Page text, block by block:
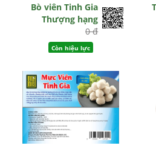
Bò viên Tinh Gia
Thượng hạng
0 đ
Còn hiệu lực